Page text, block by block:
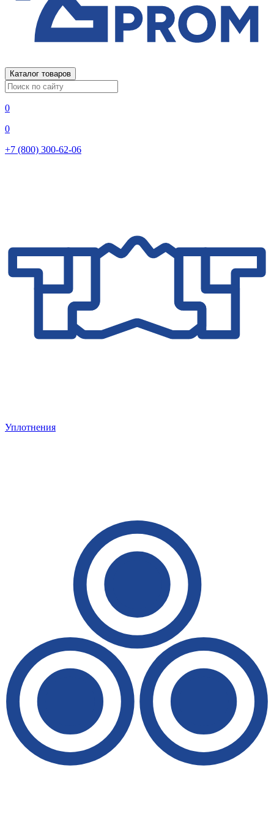
Каталог товаров
0
0
+7 (800) 300-62-06
Уплотнения